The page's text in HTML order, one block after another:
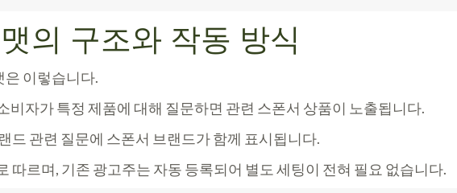
의 구조와 작동 방식
은 이렇습니다.
비자가 특정 제품에 대해 질문하면 관련 스폰서 상품이 노출됩니다.
드 관련 질문에 스폰서 브랜드가 함께 표시됩니다.
따르며, 기존 광고주는 자동 등록되어 별도 세팅이 전혀 필요 없습니다.